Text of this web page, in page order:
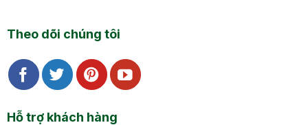
Theo dõi chúng tôi
Hỗ trợ khách hàng